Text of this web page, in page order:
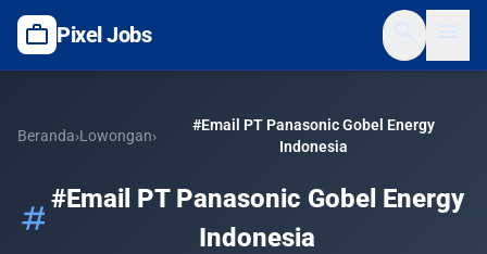
work Pixel Jobs
Beranda›Lowongan›
#Email PT Panasonic Gobel Energy
Indonesia
tag #Email PT Panasonic Gobel Energy
Indonesia